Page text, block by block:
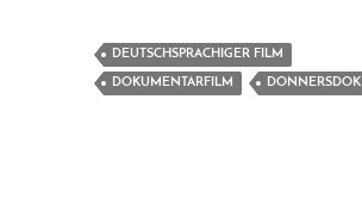
DEUTSCHSPRACHIGER FILM
DOKUMENTARFILM DONNERSDOK